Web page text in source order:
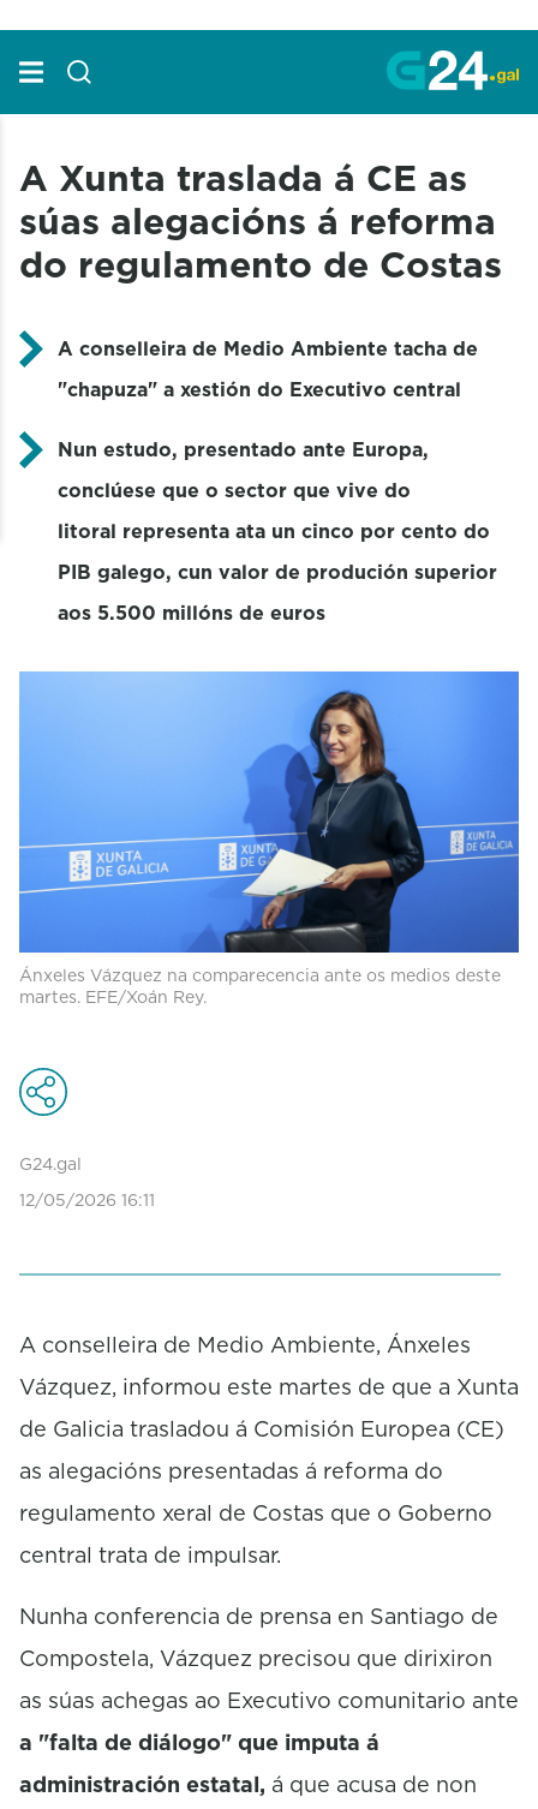
A Xunta traslada á CE as
súas alegacións á reforma
do regulamento de Costas
A conselleira de Medio Ambiente tacha de
"chapuza" a xestión do Executivo central
Nun estudo, presentado ante Europa,
conclúese que o sector que vive do
litoral representa ata un cinco por cento do
PIB galego, cun valor de produción superior
aos 5.500 millóns de euros
Ánxeles Vázquez na comparecencia ante os medios deste
martes. EFE/Xoán Rey.
G24.gal
12/05/2026 16:11
A conselleira de Medio Ambiente, Ánxeles
Vázquez, informou este martes de que a Xunta
de Galicia trasladou á Comisión Europea (CE)
as alegacións presentadas á reforma do
regulamento xeral de Costas que o Goberno
central trata de impulsar.
Nunha conferencia de prensa en Santiago de
Compostela, Vázquez precisou que dirixiron
as súas achegas ao Executivo comunitario ante
a "falta de diálogo" que imputa á
administración estatal, á que acusa de non